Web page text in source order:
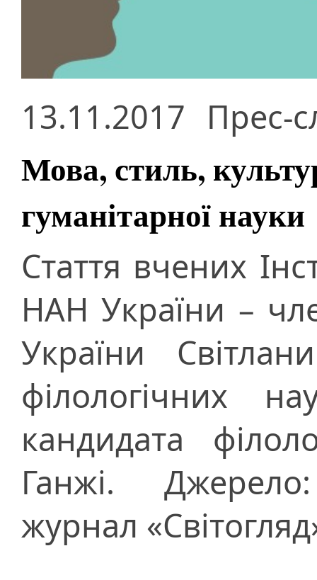
13.11.2017 Прес-
Мова, стиль,
гуманітарної науки
Стаття вчених
НАН України –
України
філологічних
кандидата
Ганжі.
журнал